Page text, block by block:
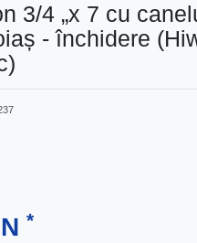
3/4 „x 7 cu
- închidere
*